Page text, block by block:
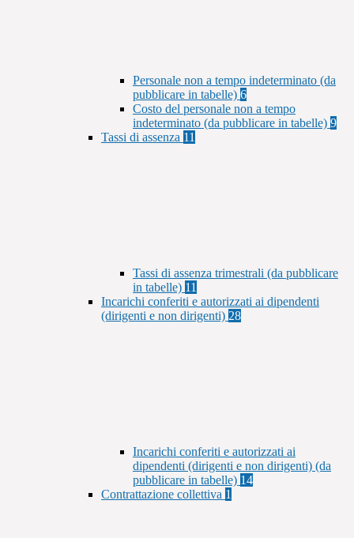
Personale non a tempo indeterminato (da
pubblicare in tabelle) 6
Costo del personale non a tempo
indeterminato (da pubblicare in tabelle) 9
Tassi di assenza 11
Tassi di assenza trimestrali (da pubblicare
in tabelle) 11
Incarichi conferiti e autorizzati ai dipendenti
(dirigenti e non dirigenti) 28
Incarichi conferiti e autorizzati ai
dipendenti (dirigenti e non dirigenti) (da
pubblicare in tabelle) 14
Contrattazione collettiva 1